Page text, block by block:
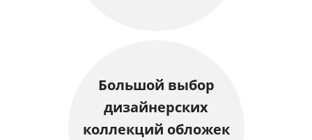
Большой выбор
дизайнерских
коллекций обложек